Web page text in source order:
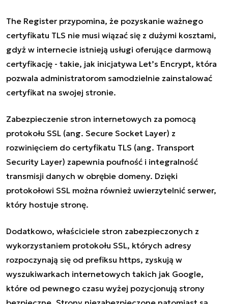
The Register przypomina, że pozyskanie ważnego
certyfikatu TLS nie musi wiązać się z dużymi kosztami,
gdyż w internecie istnieją usługi oferujące darmową
certyfikację - takie, jak inicjatywa Let’s Encrypt, która
pozwala administratorom samodzielnie zainstalować
certyfikat na swojej stronie.
Zabezpieczenie stron internetowych za pomocą
protokołu SSL (ang. Secure Socket Layer) z
rozwinięciem do certyfikatu TLS (ang. Transport
Security Layer) zapewnia poufność i integralność
transmisji danych w obrębie domeny. Dzięki
protokołowi SSL można również uwierzytelnić serwer,
który hostuje stronę.
Dodatkowo, właściciele stron zabezpieczonych z
wykorzystaniem protokołu SSL, których adresy
rozpoczynają się od prefiksu https, zyskują w
wyszukiwarkach internetowych takich jak Google,
które od pewnego czasu wyżej pozycjonują strony